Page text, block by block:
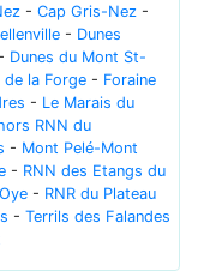
- Cap Gris-Nez -
- Dunes
- Dunes du Mont St-
de la Forge - Foraine
- Le Marais du
RNN du
- Mont Pelé-Mont
- RNN des Etangs du
- RNR du Plateau
- Terrils des Falandes